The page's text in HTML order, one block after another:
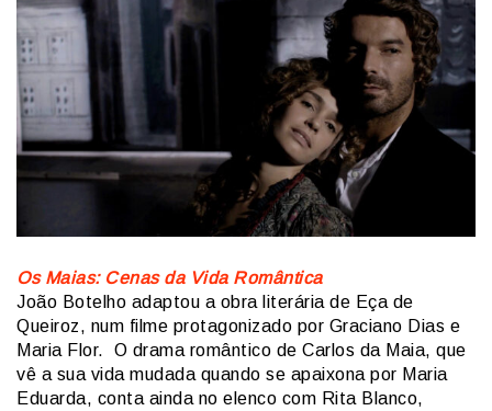
Os Maias: Cenas da Vida Romântica
João Botelho adaptou a obra literária de Eça de
Queiroz, num filme protagonizado por Graciano Dias e
Maria Flor. O drama romântico de Carlos da Maia, que
vê a sua vida mudada quando se apaixona por Maria
Eduarda, conta ainda no elenco com Rita Blanco,